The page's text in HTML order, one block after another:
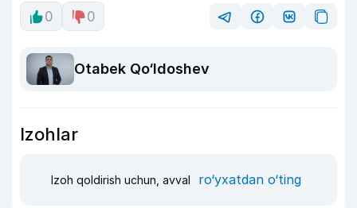
0 0
Otabek Qo‘ldoshev
Izohlar
Izoh qoldirish uchun, avval ro‘yxatdan o‘ting